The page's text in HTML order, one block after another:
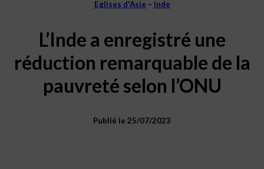
Eglises d'Asie – Inde
L’Inde a enregistré une
réduction remarquable de la
pauvreté selon l’ONU
Publié le 25/07/2023